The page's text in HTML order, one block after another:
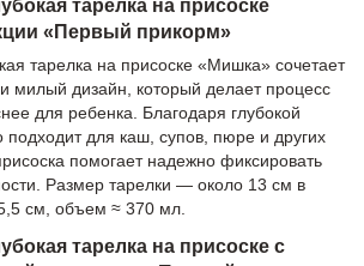
тарелка на присоске
«Первый прикорм»
тарелка на присоске «Мишка» сочетает
милый дизайн, который делает процесс
для ребенка. Благодаря глубокой
для каш, супов, пюре и других
помогает надежно фиксировать
Размер тарелки — около 13 см в
см, объем ≈ 370 мл.
тарелка на присоске с